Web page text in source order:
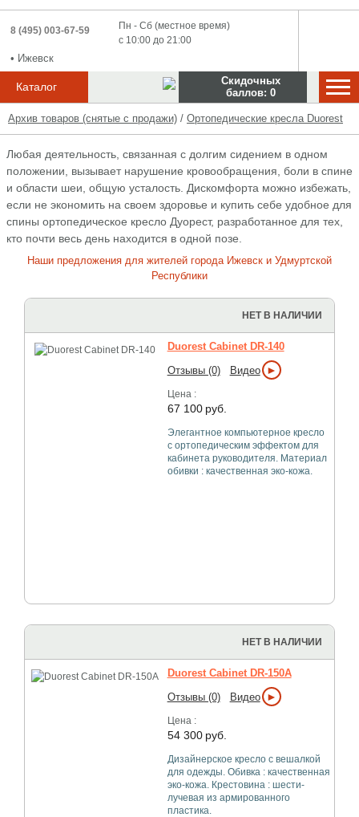
8 (495) 003-67-59
• Ижевск
Пн - Сб (местное время)
с 10:00 до 21:00
Каталог
Скидочных
баллов: 0
Архив товаров (снятые с продажи) / Ортопедические кресла Duorest
Любая деятельность, связанная с долгим сидением в одном
положении, вызывает нарушение кровообращения, боли в спине
и области шеи, общую усталость. Дискомфорта можно избежать,
если не экономить на своем здоровье и купить себе удобное для
спины ортопедическое кресло Дуорест, разработанное для тех,
кто почти весь день находится в одной позе.
Наши предложения для жителей города Ижевск и Удмуртской
Республики
НЕТ В НАЛИЧИИ
Duorest Cabinet DR-140
Отзывы (0)
Видео ►
Цена :
67 100 руб.
Элегантное компьютерное кресло
с ортопедическим эффектом для
кабинета руководителя. Материал
обивки : качественная эко-кожа.
НЕТ В НАЛИЧИИ
Duorest Cabinet DR-150A
Отзывы (0)
Видео ►
Цена :
54 300 руб.
Дизайнерское кресло с вешалкой
для одежды. Обивка : качественная
эко-кожа. Крестовина : шести-
лучевая из армированного
пластика.